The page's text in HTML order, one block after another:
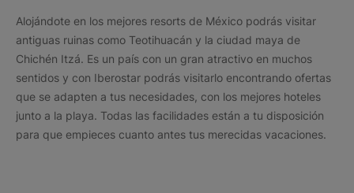
Alojándote en los mejores resorts de México podrás visitar
antiguas ruinas como Teotihuacán y la ciudad maya de
Chichén Itzá. Es un país con un gran atractivo en muchos
sentidos y con Iberostar podrás visitarlo encontrando ofertas
que se adapten a tus necesidades, con los mejores hoteles
junto a la playa. Todas las facilidades están a tu disposición
para que empieces cuanto antes tus merecidas vacaciones.